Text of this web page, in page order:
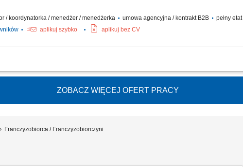
/ koordynatorka / menedżer / menedżerka umowa agencyjna / kontrakt B2B pełny etat
aplikuj szybko aplikuj bez CV
działalności w branży marketingu internetowego w oparciu o model franczyzowy;
ZOBACZ WIĘCEJ OFERT PRACY
Franczyzobiorca / Franczyzobiorczyni